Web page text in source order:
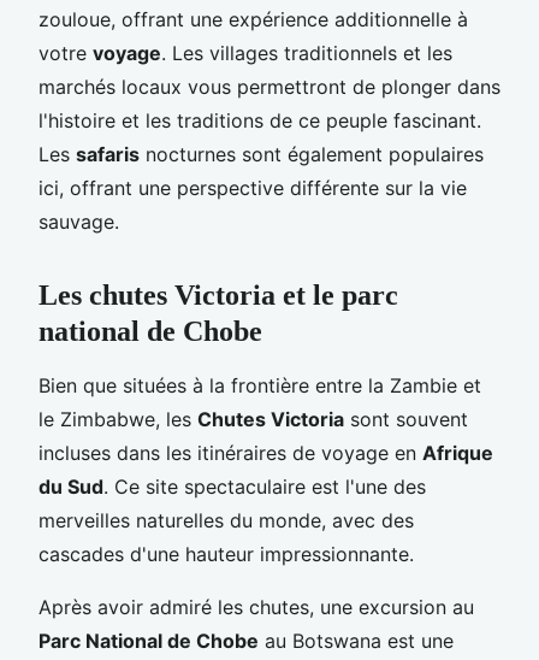
zouloue, offrant une expérience additionnelle à
votre voyage. Les villages traditionnels et les
marchés locaux vous permettront de plonger dans
l'histoire et les traditions de ce peuple fascinant.
Les safaris nocturnes sont également populaires
ici, offrant une perspective différente sur la vie
sauvage.
Les chutes Victoria et le parc
national de Chobe
Bien que situées à la frontière entre la Zambie et
le Zimbabwe, les Chutes Victoria sont souvent
incluses dans les itinéraires de voyage en Afrique
du Sud. Ce site spectaculaire est l'une des
merveilles naturelles du monde, avec des
cascades d'une hauteur impressionnante.
Après avoir admiré les chutes, une excursion au
Parc National de Chobe au Botswana est une